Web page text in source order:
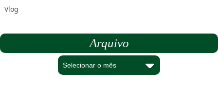
Vlog
Arquivo
Arquivo